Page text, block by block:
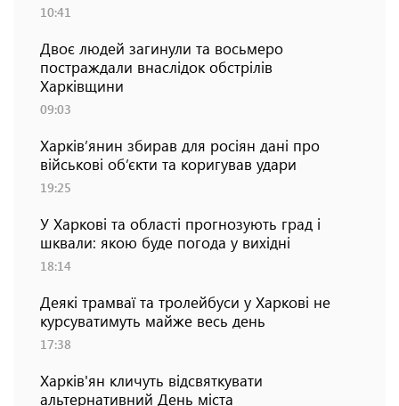
10:41
Двоє людей загинули та восьмеро
постраждали внаслідок обстрілів
Харківщини
09:03
Харків’янин збирав для росіян дані про
військові об’єкти та коригував удари
19:25
У Харкові та області прогнозують град і
шквали: якою буде погода у вихідні
18:14
Деякі трамваї та тролейбуси у Харкові не
курсуватимуть майже весь день
17:38
Харків'ян кличуть відсвяткувати
альтернативний День міста